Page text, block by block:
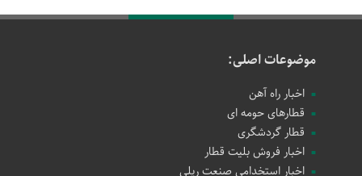
موضوعات اصلی:
اخبار راه آهن
قطارهای حومه ای
قطار گردشگری
اخبار فروش بلیت قطار
اخبار استخدامی صنعت ریلی